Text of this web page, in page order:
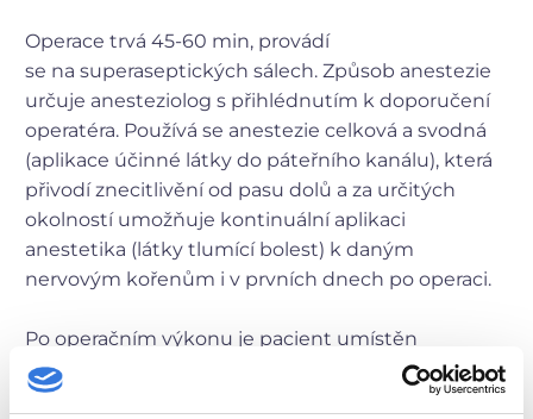
Operace trvá 45-60 min, provádí
se na superaseptických sálech. Způsob anestezie
určuje anesteziolog s přihlédnutím k doporučení
operatéra. Používá se anestezie celková a svodná
(aplikace účinné látky do páteřního kanálu), která
přivodí znecitlivění od pasu dolů a za určitých
okolností umožňuje kontinuální aplikaci
anestetika (látky tlumící bolest) k daným
nervovým kořenům i v prvních dnech po operaci.
Po operačním výkonu je pacient umístěn
a sledován na jednotce intenzivní péče. Je-li stav
pacienta stabilizovaný, snažíme se o brzký překlad